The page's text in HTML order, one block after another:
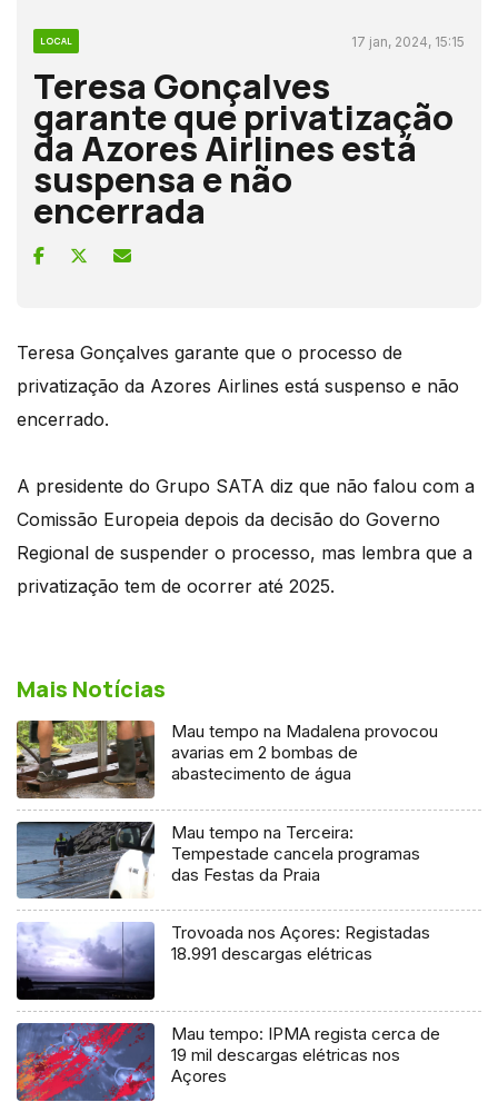
LOCAL 17 jan, 2024, 15:15
Teresa Gonçalves
garante que privatização
da Azores Airlines está
suspensa e não
encerrada
Teresa Gonçalves garante que o processo de
privatização da Azores Airlines está suspenso e não
encerrado.
A presidente do Grupo SATA diz que não falou com a
Comissão Europeia depois da decisão do Governo
Regional de suspender o processo, mas lembra que a
privatização tem de ocorrer até 2025.
Mais Notícias
Mau tempo na Madalena provocou
avarias em 2 bombas de
abastecimento de água
Mau tempo na Terceira:
Tempestade cancela programas
das Festas da Praia
Trovoada nos Açores: Registadas
18.991 descargas elétricas
Mau tempo: IPMA regista cerca de
19 mil descargas elétricas nos
Açores